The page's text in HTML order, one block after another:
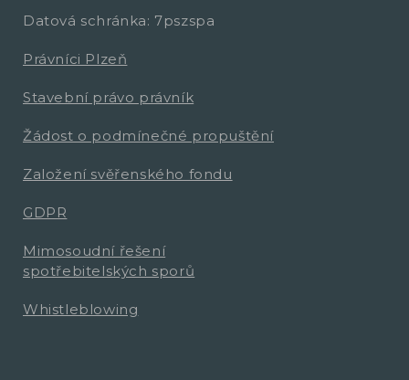
Datová schránka: 7pszspa
Právníci Plzeň
Stavební právo právník
Žádost o podmínečné propuštění
Založení svěřenského fondu
GDPR
Mimosoudní řešení
spotřebitelských sporů
Whistleblowing